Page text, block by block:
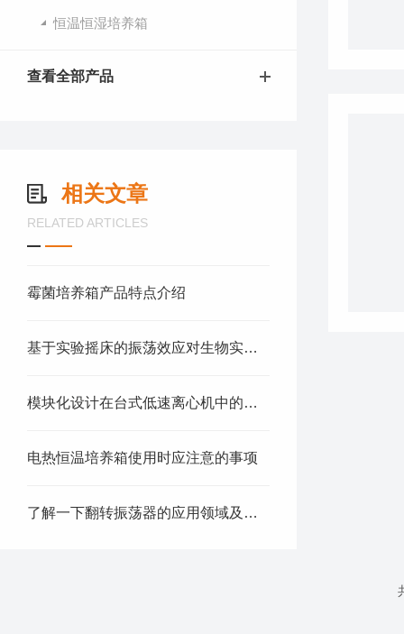
恒温恒湿培养箱
查看全部产品
相关文章
RELATED ARTICLES
霉菌培养箱产品特点介绍
基于实验摇床的振荡效应对生物实验结果的影响
模块化设计在台式低速离心机中的应用
电热恒温培养箱使用时应注意的事项
了解一下翻转振荡器的应用领域及特点有哪些吧